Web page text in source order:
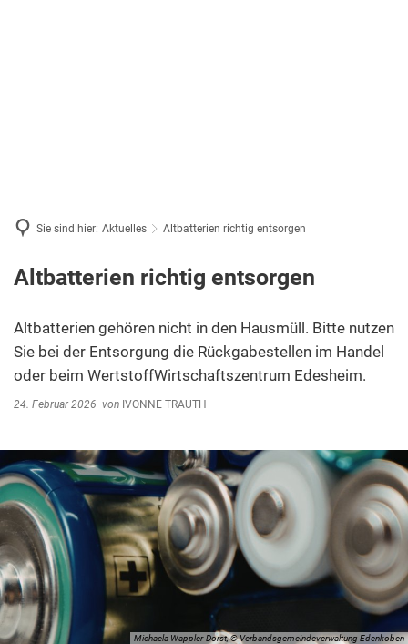
Sie sind hier: Aktuelles Altbatterien richtig entsorgen
Altbatterien richtig entsorgen
Altbatterien gehören nicht in den Hausmüll. Bitte nutzen
Sie bei der Entsorgung die Rückgabestellen im Handel
oder beim WertstoffWirtschaftszentrum Edesheim.
24. Februar 2026 von IVONNE TRAUTH
Michaela Wappler-Dorst, © Verbandsgemeindeverwaltung Edenkoben